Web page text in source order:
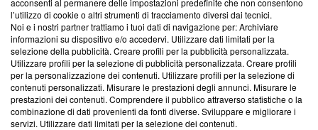
Team editoriale
Corporate
Redazione
Informativa Privacy
Cookie Policy
acconsenti al permanere delle impostazioni predefinite che non consentono
l’utilizzo di cookie o altri strumenti di tracciamento diversi dai tecnici.
Noi e i nostri partner trattiamo i tuoi dati di navigazione per: Archiviare
informazioni su dispositivo e/o accedervi. Utilizzare dati limitati per la
selezione della pubblicità. Creare profili per la pubblicità personalizzata.
Utilizzare profili per la selezione di pubblicità personalizzata. Creare profili
per la personalizzazione dei contenuti. Utilizzare profili per la selezione di
contenuti personalizzati. Misurare le prestazioni degli annunci. Misurare le
prestazioni dei contenuti. Comprendere il pubblico attraverso statistiche o la
combinazione di dati provenienti da fonti diverse. Sviluppare e migliorare i
servizi. Utilizzare dati limitati per la selezione dei contenuti.